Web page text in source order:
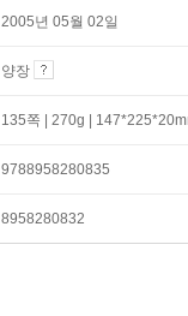
2005년 05월 02일
양장
135쪽 | 270g |
9788958280835
8958280832